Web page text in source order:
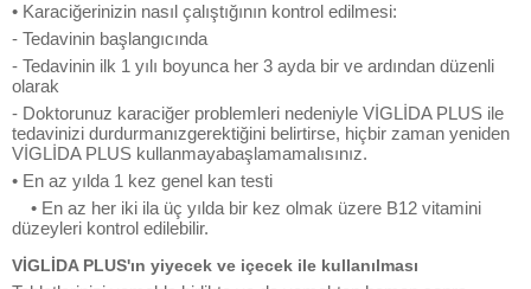
• Karaciğerinizin nasıl çalıştığının kontrol edilmesi:
- Tedavinin başlangıcında
- Tedavinin ilk 1 yılı boyunca her 3 ayda bir ve ardından düzenli
olarak
- Doktorunuz karaciğer problemleri nedeniyle VİGLİDA PLUS ile
tedavinizi durdurmanızgerektiğini belirtirse, hiçbir zaman yeniden
VİGLİDA PLUS kullanmayabaşlamamalısınız.
• En az yılda 1 kez genel kan testi
• En az her iki ila üç yılda bir kez olmak üzere B12 vitamini
düzeyleri kontrol edilebilir.
VİGLİDA PLUS'ın yiyecek ve içecek ile kullanılması